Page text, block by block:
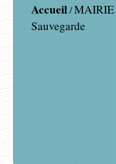
Accueil/MAIRIE
Sauvegarde